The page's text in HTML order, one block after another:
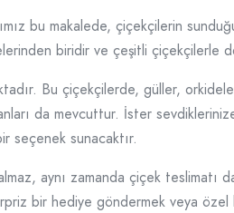
bu makalede, çiçekçilerin
biridir ve çeşitli çiçekçilerle
Bu çiçekçilerde, güller,
da mevcuttur. İster
seçenek sunacaktır.
aynı zamanda çiçek
bir hediye göndermek veya